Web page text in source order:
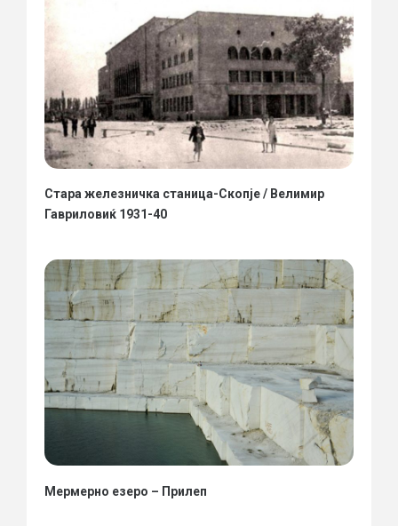
Стара железничка станица-Скопје / Велимир
Гавриловиќ 1931-40
Мермерно езеро – Прилеп